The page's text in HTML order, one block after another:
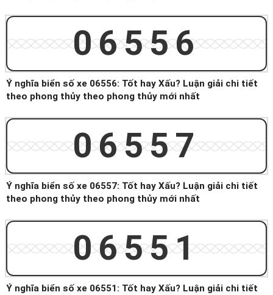
06556
Ý nghĩa biển số xe 06556: Tốt hay Xấu? Luận giải chi tiết
theo phong thủy theo phong thủy mới nhất
06557
Ý nghĩa biển số xe 06557: Tốt hay Xấu? Luận giải chi tiết
theo phong thủy theo phong thủy mới nhất
06551
Ý nghĩa biển số xe 06551: Tốt hay Xấu? Luận giải chi tiết